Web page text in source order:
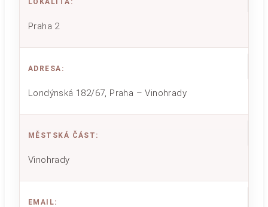
LOKALITA :
Praha 2
ADRESA :
Londýnská 182/67, Praha – Vinohrady
MĚSTSKÁ ČÁST :
Vinohrady
EMAIL: